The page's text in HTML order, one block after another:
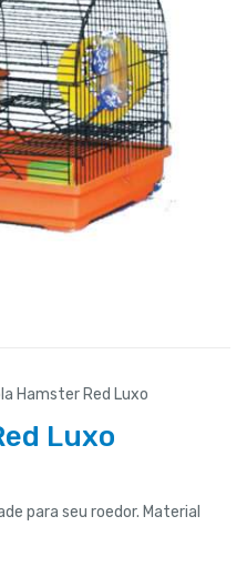
Hamster Red Luxo
Luxo
para seu roedor. Material